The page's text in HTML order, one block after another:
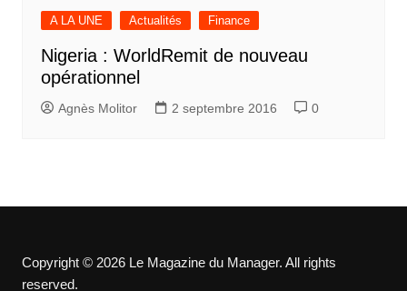
A LA UNE Actualités Finance
Nigeria : WorldRemit de nouveau
opérationnel
Agnès Molitor 2 septembre 2016 0
Copyright © 2026 Le Magazine du Manager. All rights
reserved.